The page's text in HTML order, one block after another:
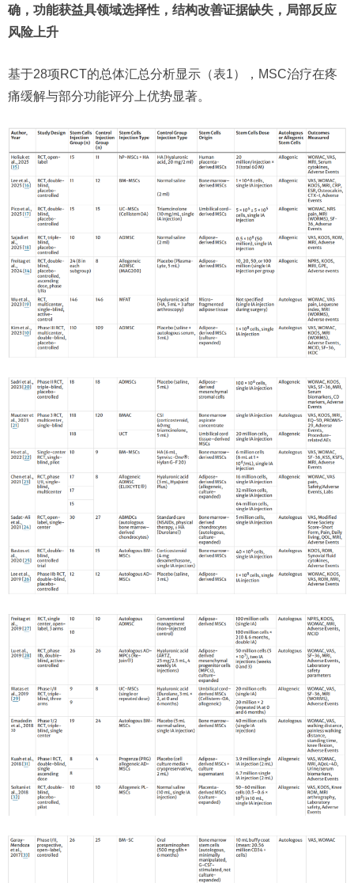
确，功能获益具领域选择性，结构改善证据缺失，局部反应
风险上升
基于28项RCT的总体汇总分析显示（表1），MSC治疗在疼
痛缓解与部分功能评分上优势显著。